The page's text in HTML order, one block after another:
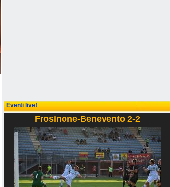
Eventi live!
Frosinone-Benevento 2-2